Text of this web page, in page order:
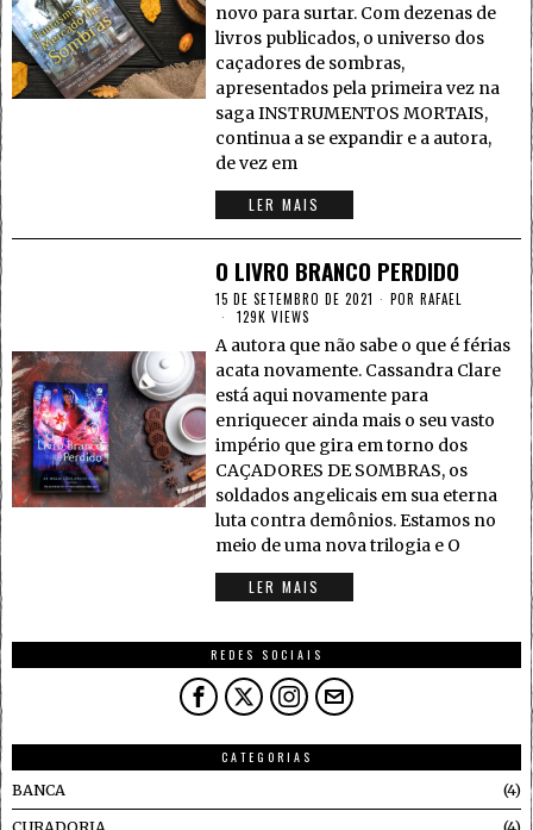
novo para surtar. Com dezenas de
livros publicados, o universo dos
caçadores de sombras,
apresentados pela primeira vez na
saga INSTRUMENTOS MORTAIS,
continua a se expandir e a autora,
de vez em
LER MAIS
O LIVRO BRANCO PERDIDO
15 DE SETEMBRO DE 2021 PORRAFAEL
129K VIEWS
A autora que não sabe o que é férias
acata novamente. Cassandra Clare
está aqui novamente para
enriquecer ainda mais o seu vasto
império que gira em torno dos
CAÇADORES DE SOMBRAS, os
soldados angelicais em sua eterna
luta contra demônios. Estamos no
meio de uma nova trilogia e O
LER MAIS
REDES SOCIAIS
CATEGORIAS
BANCA
4